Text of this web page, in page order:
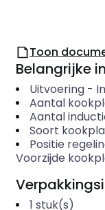
Toon
Belangrijke
Uitvoering-
Aantal
Aantal
Soort
Positie
Voorzijde
1 stuk(s)